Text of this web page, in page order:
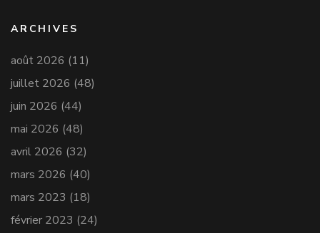
ARCHIVES
août 2026 (11)
juillet 2026 (48)
juin 2026 (44)
mai 2026 (48)
avril 2026 (32)
mars 2026 (40)
mars 2023 (18)
février 2023 (24)